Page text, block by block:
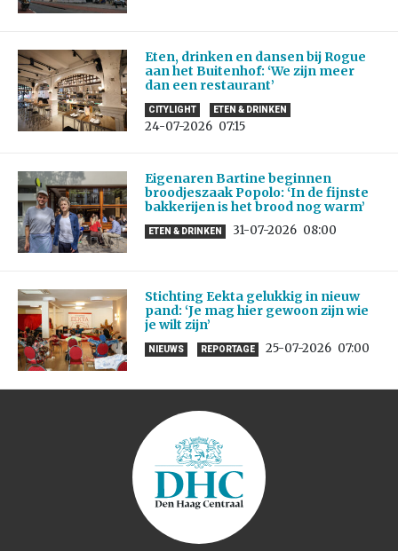
Eten, drinken en dansen bij Rogue
aan het Buitenhof: ‘We zijn meer
dan een restaurant’
CITYLIGHT ETEN & DRINKEN
24-07-2026 07:15
Eigenaren Bartine beginnen
broodjeszaak Popolo: ‘In de fijnste
bakkerijen is het brood nog warm’
ETEN & DRINKEN 31-07-2026 08:00
Stichting Eekta gelukkig in nieuw
pand: ‘Je mag hier gewoon zijn wie
je wilt zijn’
NIEUWS REPORTAGE 25-07-2026 07:00